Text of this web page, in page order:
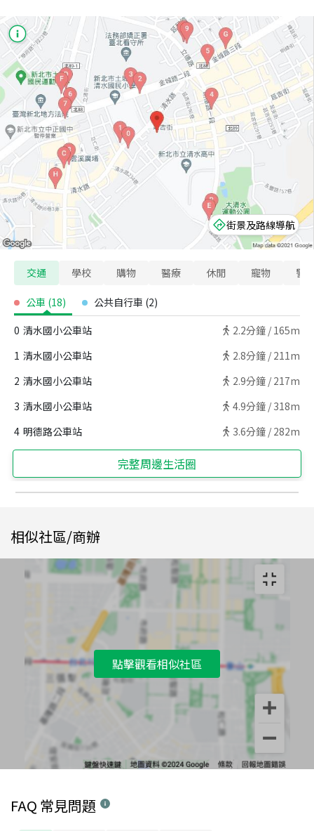
街景及路線導航
交通 學校 購物 醫療 休閒 寵物 警
公車 (18) 公共自行車 (2)
0 清水國小公車站 2.2分鐘 / 165m
1 清水國小公車站 2.8分鐘 / 211m
2 清水國小公車站 2.9分鐘 / 217m
3 清水國小公車站 4.9分鐘 / 318m
4 明德路公車站 3.6分鐘 / 282m
完整周邊生活圈
相似社區/商辦
點擊觀看相似社區
FAQ 常見問題